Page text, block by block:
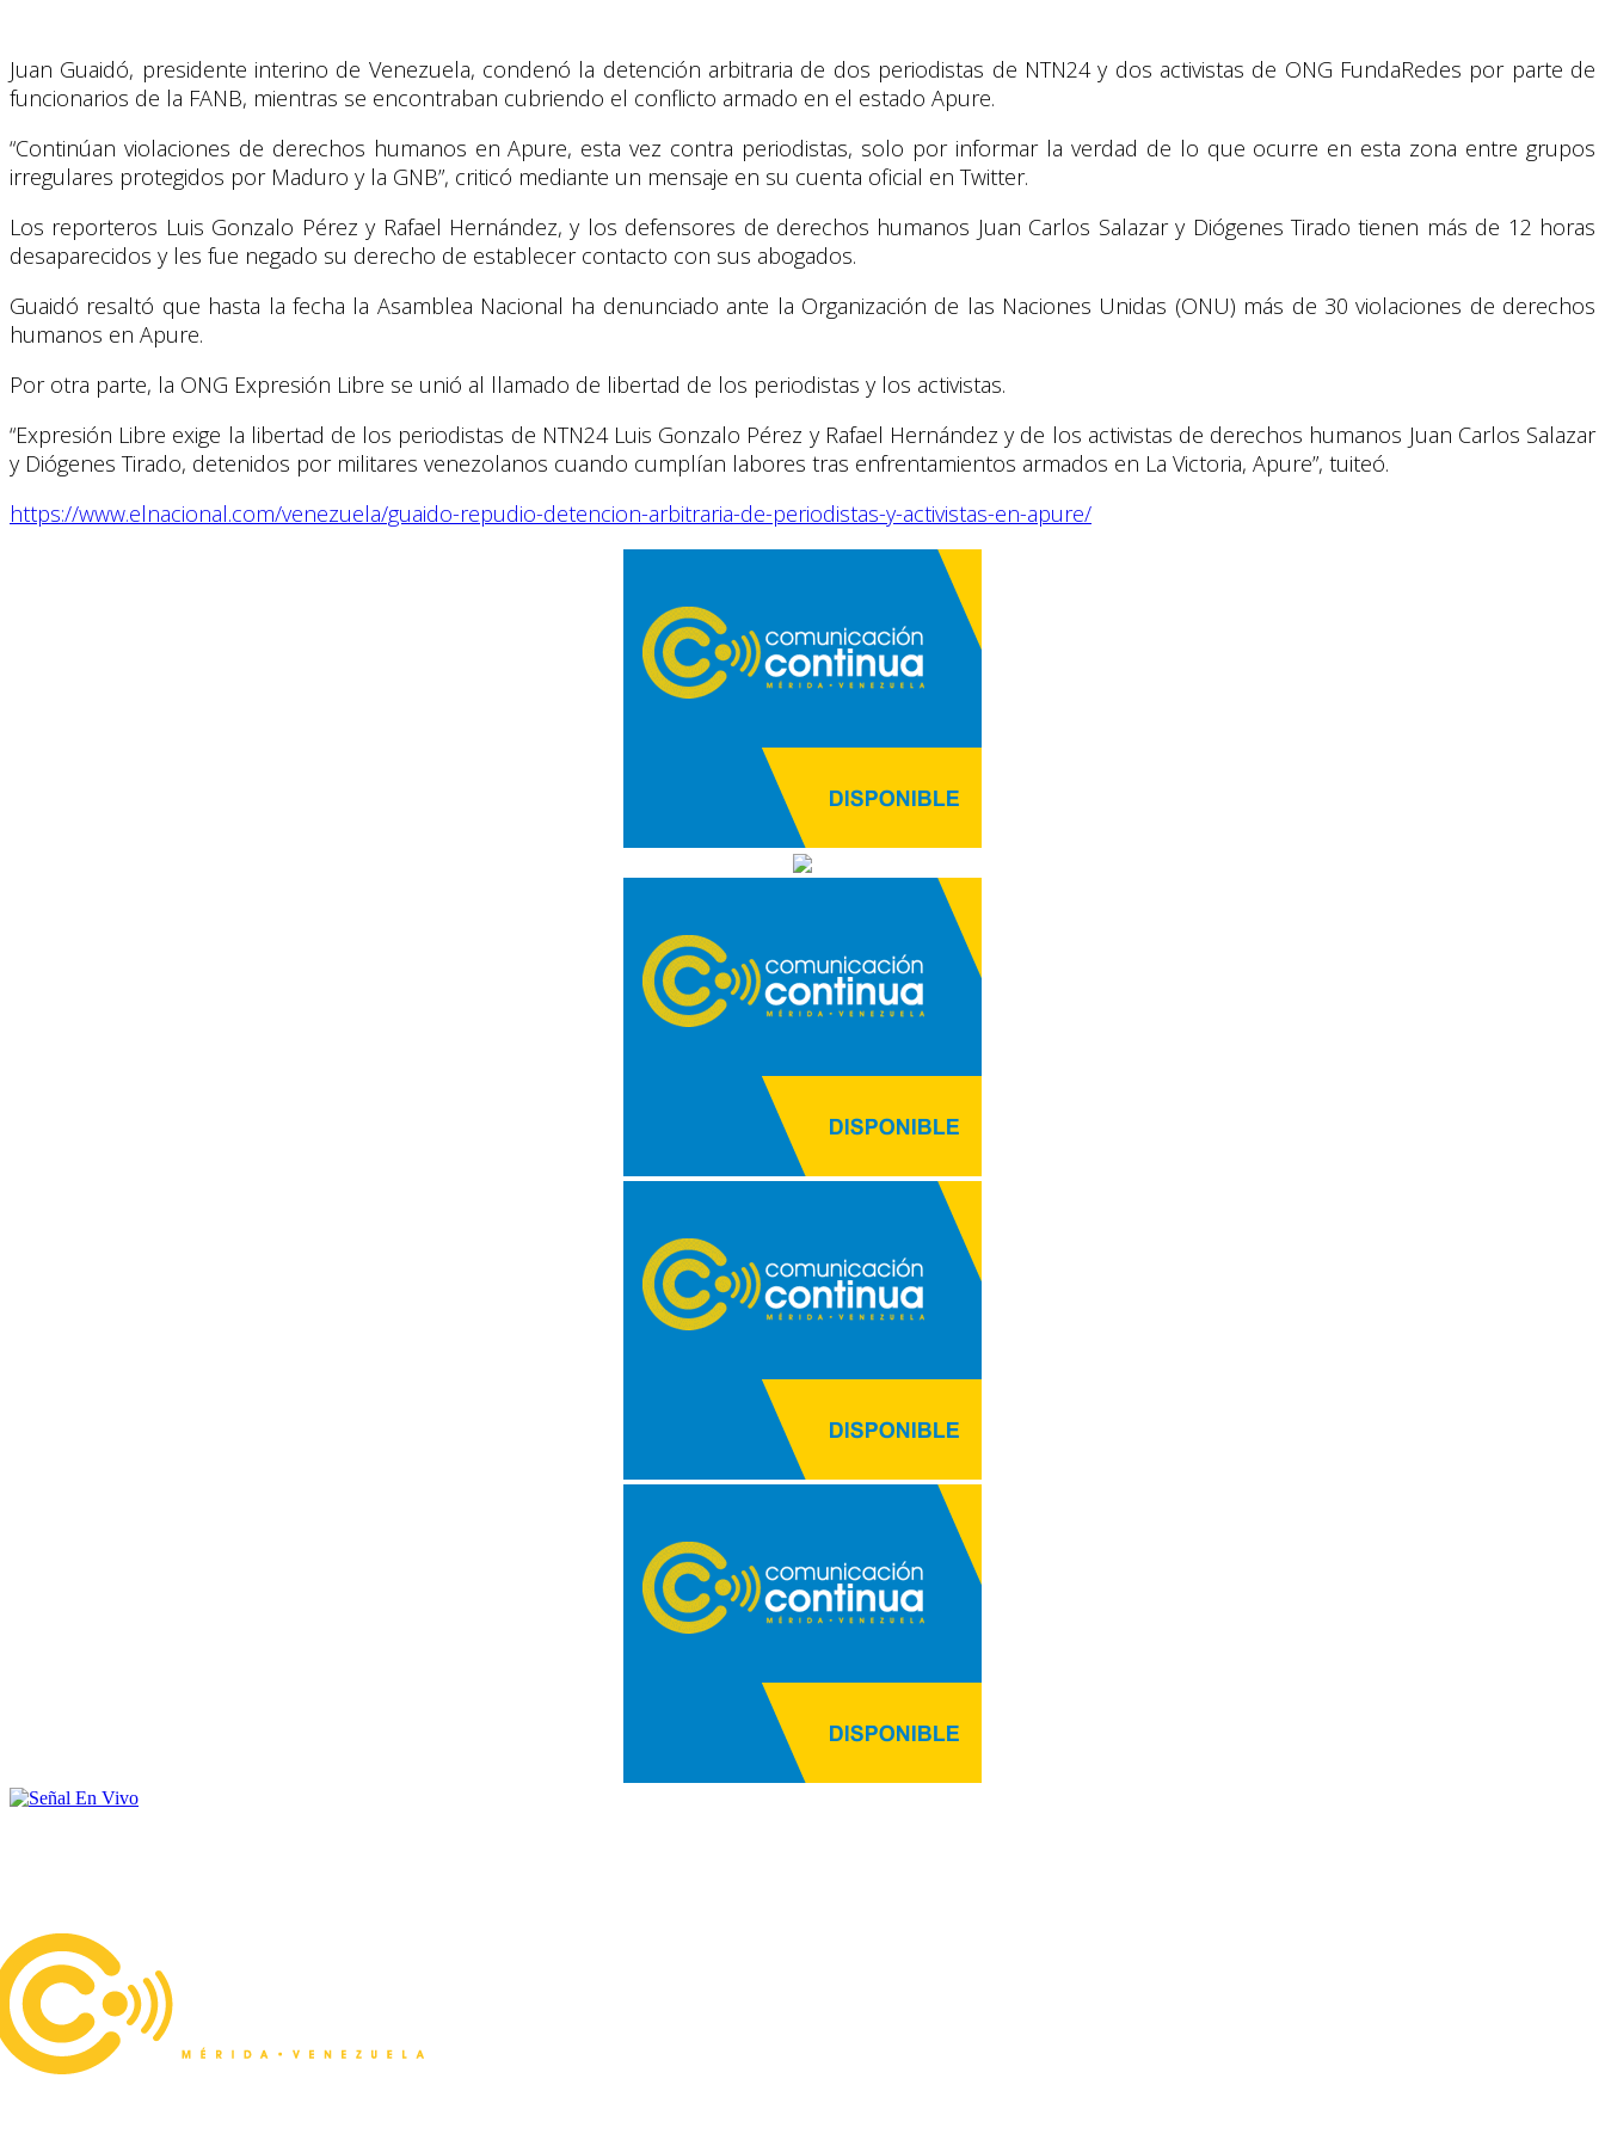
Juan Guaidó, presidente interino de Venezuela, condenó la detención arbitraria de dos periodistas de NTN24 y dos activistas de ONG FundaRedes por parte de
funcionarios de la FANB, mientras se encontraban cubriendo el conflicto armado en el estado Apure.
“Continúan violaciones de derechos humanos en Apure, esta vez contra periodistas, solo por informar la verdad de lo que ocurre en esta zona entre grupos
irregulares protegidos por Maduro y la GNB”, criticó mediante un mensaje en su cuenta oficial en Twitter.
Los reporteros Luis Gonzalo Pérez y Rafael Hernández, y los defensores de derechos humanos Juan Carlos Salazar y Diógenes Tirado tienen más de 12 horas
desaparecidos y les fue negado su derecho de establecer contacto con sus abogados.
Guaidó resaltó que hasta la fecha la Asamblea Nacional ha denunciado ante la Organización de las Naciones Unidas (ONU) más de 30 violaciones de derechos
humanos en Apure.
Por otra parte, la ONG Expresión Libre se unió al llamado de libertad de los periodistas y los activistas.
“Expresión Libre exige la libertad de los periodistas de NTN24 Luis Gonzalo Pérez y Rafael Hernández y de los activistas de derechos humanos Juan Carlos Salazar
y Diógenes Tirado, detenidos por militares venezolanos cuando cumplían labores tras enfrentamientos armados en La Victoria, Apure”, tuiteó.
https://www.elnacional.com/venezuela/guaido-repudio-detencion-arbitraria-de-periodistas-y-activistas-en-apure/